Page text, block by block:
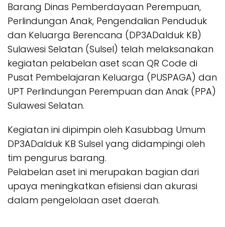
Barang Dinas Pemberdayaan Perempuan,
Perlindungan Anak, Pengendalian Penduduk
dan Keluarga Berencana (DP3ADalduk KB)
Sulawesi Selatan (Sulsel) telah melaksanakan
kegiatan pelabelan aset scan QR Code di
Pusat Pembelajaran Keluarga (PUSPAGA) dan
UPT Perlindungan Perempuan dan Anak (PPA)
Sulawesi Selatan.
Kegiatan ini dipimpin oleh Kasubbag Umum
DP3ADalduk KB Sulsel yang didampingi oleh
tim pengurus barang.
Pelabelan aset ini merupakan bagian dari
upaya meningkatkan efisiensi dan akurasi
dalam pengelolaan aset daerah.